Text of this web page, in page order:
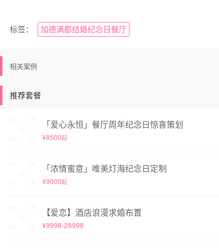
标签： 加德满都结婚纪念日餐厅
相关案例
推荐套餐
「爱心永恒」餐厅周年纪念日惊喜策划
¥8500起
「浓情蜜意」唯美灯海纪念日定制
¥9000起
【爱恋】酒店浪漫求婚布置
¥9998-28998